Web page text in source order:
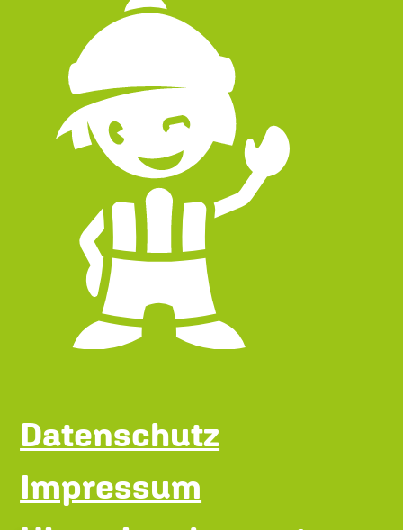
Datenschutz
Impressum